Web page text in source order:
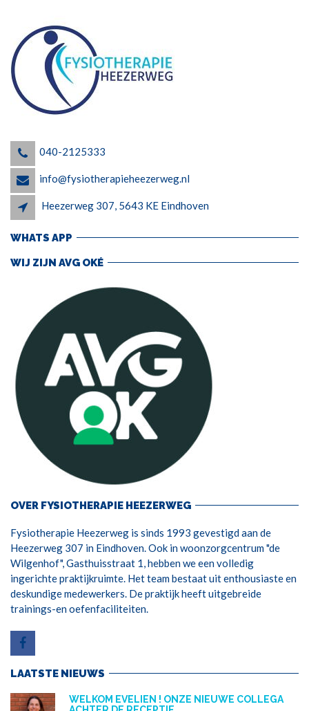
040-2125333
info@fysiotherapieheezerweg.nl
Heezerweg 307, 5643 KE Eindhoven
WHATS APP
WIJ ZIJN AVG OKÉ
OVER FYSIOTHERAPIE HEEZERWEG
Fysiotherapie Heezerweg is sinds 1993 gevestigd aan de
Heezerweg 307 in Eindhoven. Ook in woonzorgcentrum "de
Wilgenhof", Gasthuisstraat 1, hebben we een volledig
ingerichte praktijkruimte. Het team bestaat uit enthousiaste en
deskundige medewerkers. De praktijk heeft uitgebreide
trainings-en oefenfaciliteiten.
LAATSTE NIEUWS
WELKOM EVELIEN ! ONZE NIEUWE COLLEGA